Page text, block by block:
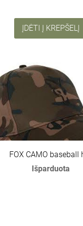
ĮDĖTI Į KREPŠELĮ
FOX CAMO baseball
Išparduota